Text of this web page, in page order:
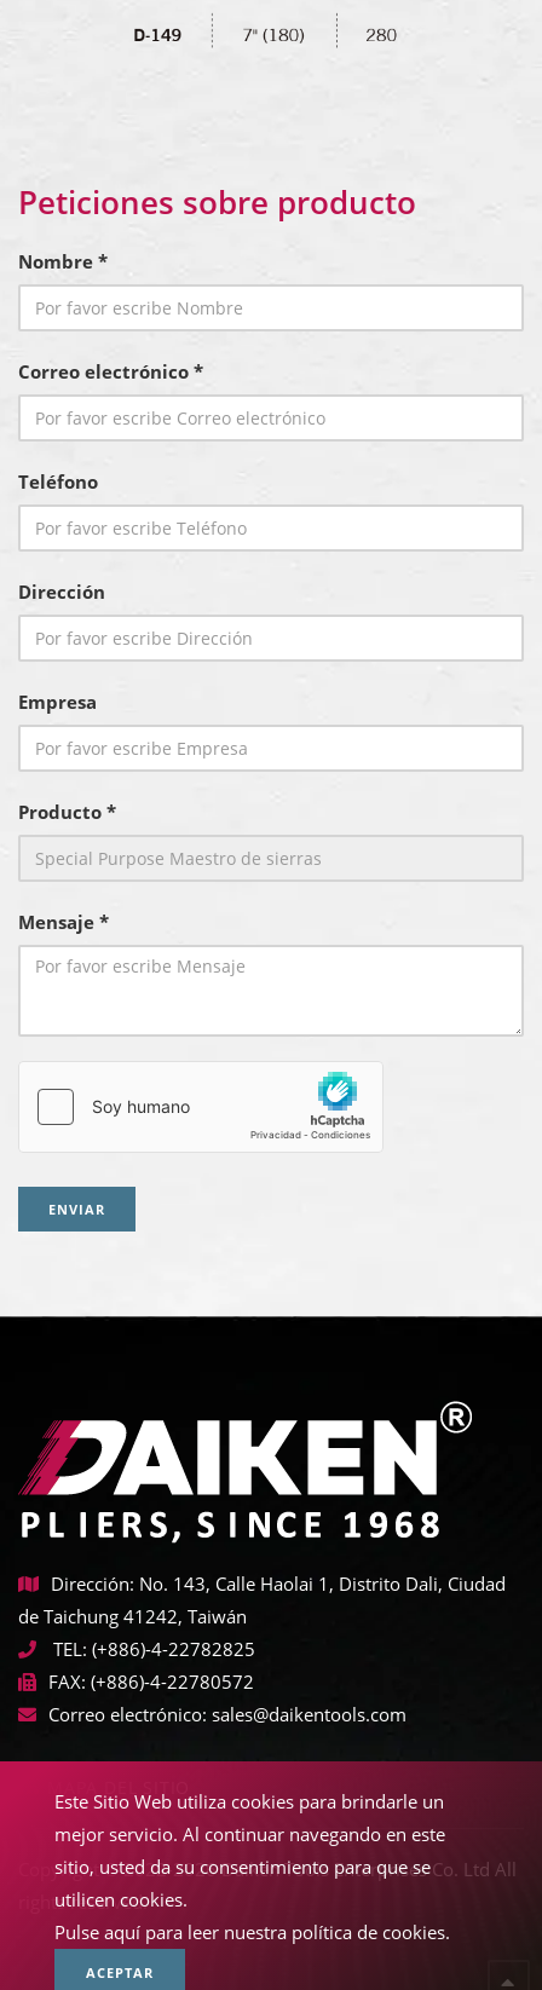
Peticiones sobre producto
Nombre *
Correo electrónico *
Teléfono
Dirección
Empresa
Producto *
Mensaje *
ENVIAR
Dirección: No. 143, Calle Haolai 1, Distrito Dali, Ciudad
de Taichung 41242, Taiwán
TEL: (+886)-4-22782825
FAX: (+886)-4-22780572
Correo electrónico: sales@daikentools.com
Copyright © 2022-2026 Daiken Tools Enterprises Co. Ltd All
rights reserved.
Este Sitio Web utiliza cookies para brindarle un
mejor servicio. Al continuar navegando en este
sitio, usted da su consentimiento para que se
utilicen cookies.
Pulse aquí para leer nuestra política de cookies.
ACEPTAR